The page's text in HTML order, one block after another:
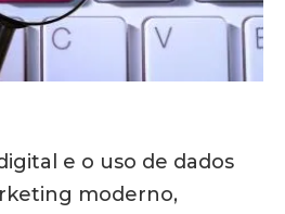
e o uso de dados
moderno,